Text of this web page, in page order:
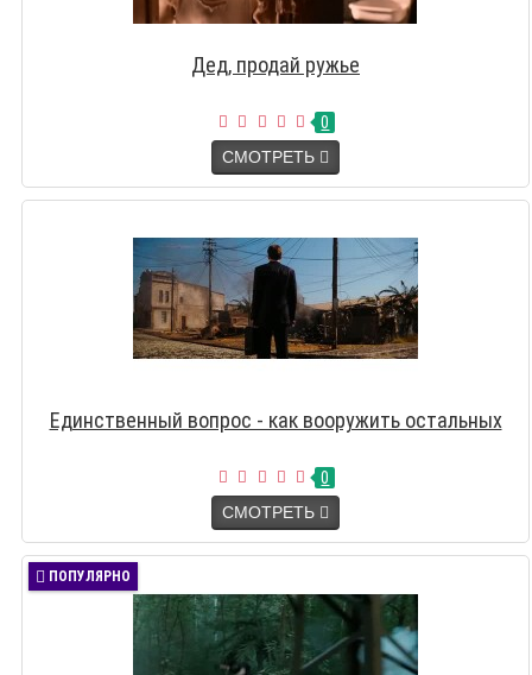
Дед, продай ружье
0
СМОТРЕТЬ
Единственный вопрос - как вооружить остальных
0
СМОТРЕТЬ
ПОПУЛЯРНО